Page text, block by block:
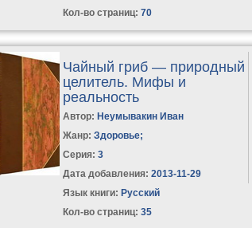
Кол-во страниц: 70
Чайный гриб — природный
целитель. Мифы и
реальность
Автор: Неумывакин Иван
Жанр: Здоровье;
Серия:3
Дата добавления: 2013-11-29
Язык книги: Русский
Кол-во страниц: 35